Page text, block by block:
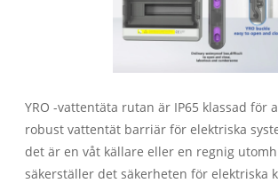
YRO -vattentäta rutan är IP65 klassad för
robust vattentät barriär för elektriska
det är en våt källare eller en regnig
säkerställer det säkerheten för elektriska